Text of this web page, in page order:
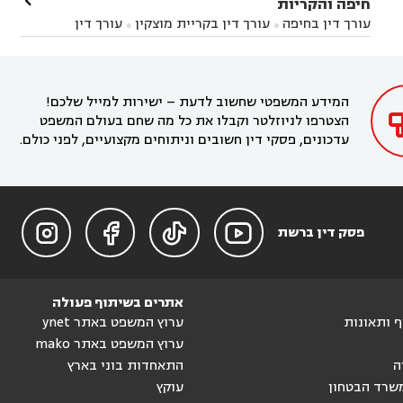
השרון
עורך דין באבן יהודה
עורך דין בחריש  עורך דין בקיסריה  עורך דין בקדימה
חיפה והקריות
עורך דין בחיפה  עורך דין בקריית מוצקין 
עורך דין
בקרית מוצקין
עורך דין בקריית אתא
עורך דין
המידע המשפטי שחשוב לדעת – ישירות למייל שלכם!
הצטרפו לניוזלטר וקבלו את כל מה שחם בעולם המשפט
עדכונים, פסקי דין חשובים וניתוחים מקצועיים, לפני כולם.
פסק דין ברשת 



ותאונות
הבטחון
אתרים בשיתוף פעולה
ערוץ המשפט באתר ynet
ערוץ המשפט באתר mako
התאחדות בוני בארץ
עוקץ